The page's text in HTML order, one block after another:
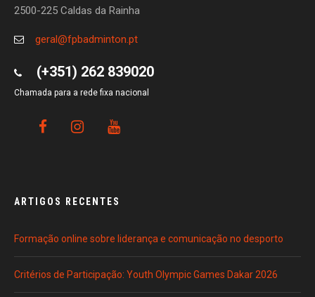
2500-225 Caldas da Rainha
geral@fpbadminton.pt
(+351) 262 839020
Chamada para a rede fixa nacional
ARTIGOS RECENTES
Formação online sobre liderança e comunicação no desporto
Critérios de Participação: Youth Olympic Games Dakar 2026